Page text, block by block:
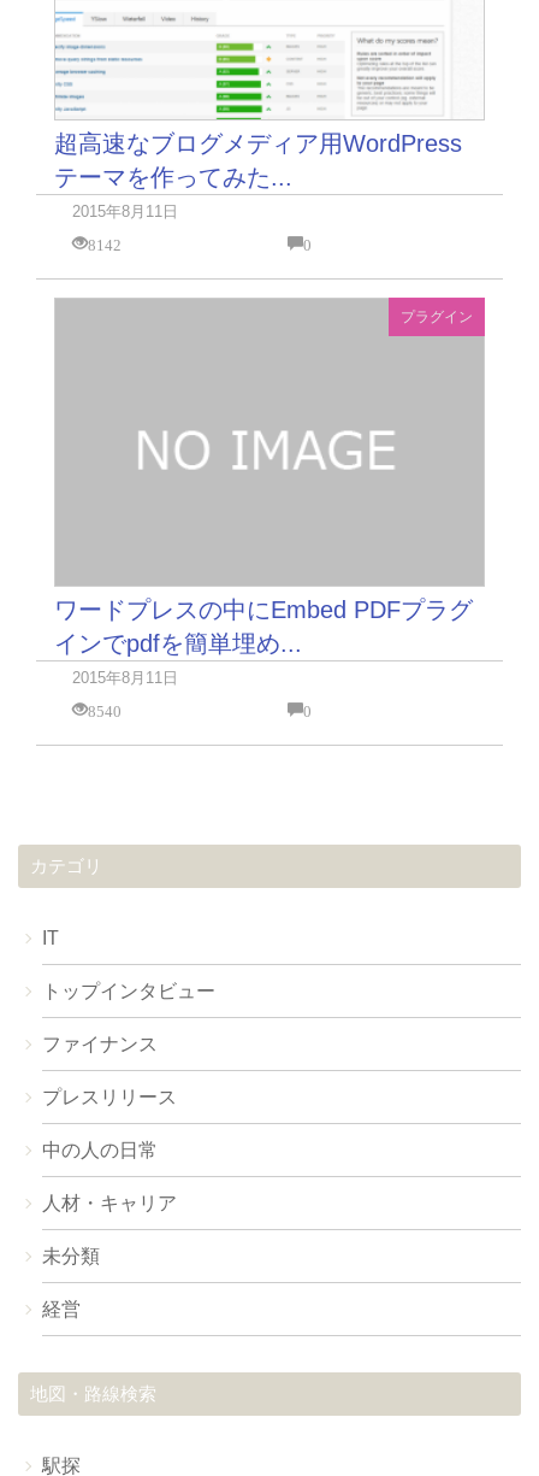
超高速なブログメディア用WordPress
テーマを作ってみた...
2015年8月11日
8142
0
プラグイン
ワードプレスの中にEmbed PDFプラグ
インでpdfを簡単埋め...
2015年8月11日
8540
0
カテゴリ
IT
トップインタビュー
ファイナンス
プレスリリース
中の人の日常
人材・キャリア
未分類
経営
地図・路線検索
駅探